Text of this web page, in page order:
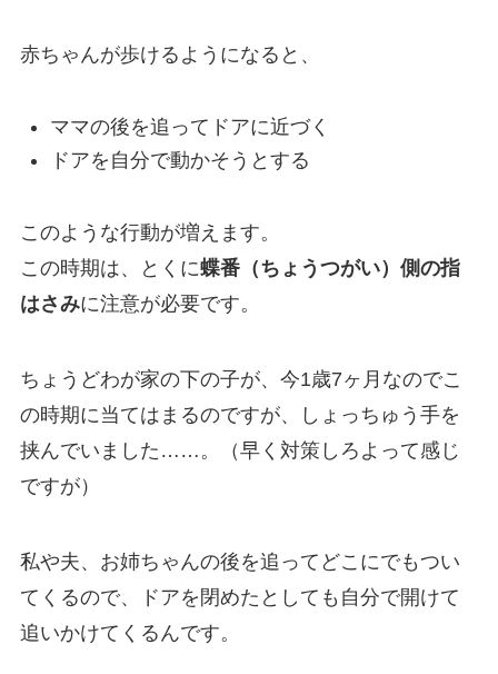
赤ちゃんが歩けるようになると、
ママの後を追ってドアに近づく
ドアを自分で動かそうとする
このような行動が増えます。
この時期は、とくに蝶番（ちょうつがい）側の指
はさみに注意が必要です。
ちょうどわが家の下の子が、今1歳7ヶ月なのでこ
の時期に当てはまるのですが、しょっちゅう手を
挟んでいました……。（早く対策しろよって感じ
ですが）
私や夫、お姉ちゃんの後を追ってどこにでもつい
てくるので、ドアを閉めたとしても自分で開けて
追いかけてくるんです。